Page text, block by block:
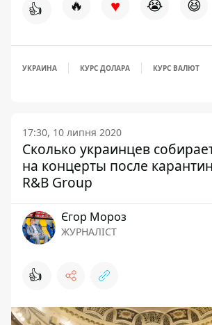
👍 🔥 ♥ 😭 😆
УКРАИНА КУРС ДОЛАРА КУРС ВАЛЮТ
17:30, 10 липня 2020
Сколько украинцев
на концерты после
R&B Group
Єгор Мороз
ЖУРНАЛІСТ
👍